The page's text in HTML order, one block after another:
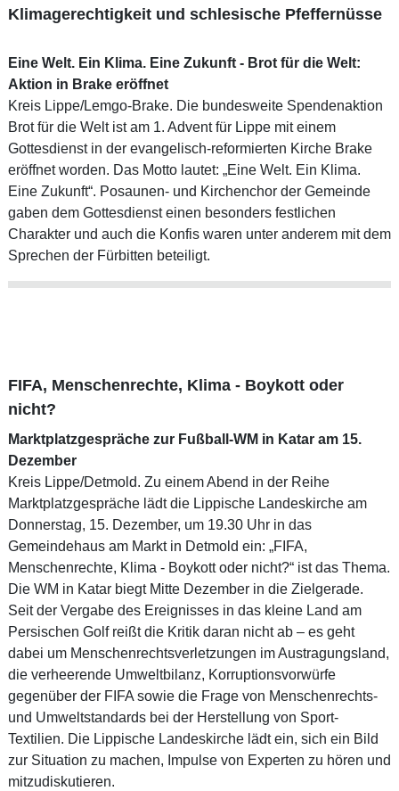
Klimagerechtigkeit und schlesische Pfeffernüsse
Eine Welt. Ein Klima. Eine Zukunft - Brot für die Welt:
Aktion in Brake eröffnet
Kreis Lippe/Lemgo-Brake. Die bundesweite Spendenaktion
Brot für die Welt ist am 1. Advent für Lippe mit einem
Gottesdienst in der evangelisch-reformierten Kirche Brake
eröffnet worden. Das Motto lautet: „Eine Welt. Ein Klima.
Eine Zukunft“. Posaunen- und Kirchenchor der Gemeinde
gaben dem Gottesdienst einen besonders festlichen
Charakter und auch die Konfis waren unter anderem mit dem
Sprechen der Fürbitten beteiligt.
FIFA, Menschenrechte, Klima - Boykott oder
nicht?
Marktplatzgespräche zur Fußball-WM in Katar am 15.
Dezember
Kreis Lippe/Detmold. Zu einem Abend in der Reihe
Marktplatzgespräche lädt die Lippische Landeskirche am
Donnerstag, 15. Dezember, um 19.30 Uhr in das
Gemeindehaus am Markt in Detmold ein: „FIFA,
Menschenrechte, Klima - Boykott oder nicht?“ ist das Thema.
Die WM in Katar biegt Mitte Dezember in die Zielgerade.
Seit der Vergabe des Ereignisses in das kleine Land am
Persischen Golf reißt die Kritik daran nicht ab – es geht
dabei um Menschenrechtsverletzungen im Austragungsland,
die verheerende Umweltbilanz, Korruptionsvorwürfe
gegenüber der FIFA sowie die Frage von Menschenrechts-
und Umweltstandards bei der Herstellung von Sport-
Textilien. Die Lippische Landeskirche lädt ein, sich ein Bild
zur Situation zu machen, Impulse von Experten zu hören und
mitzudiskutieren.